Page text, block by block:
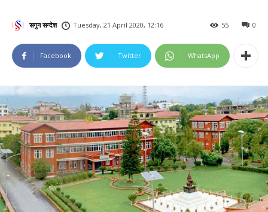
सगुन सन्देश Tuesday, 21 April 2020, 12:16 0
55
Facebook Twitter WhatsApp